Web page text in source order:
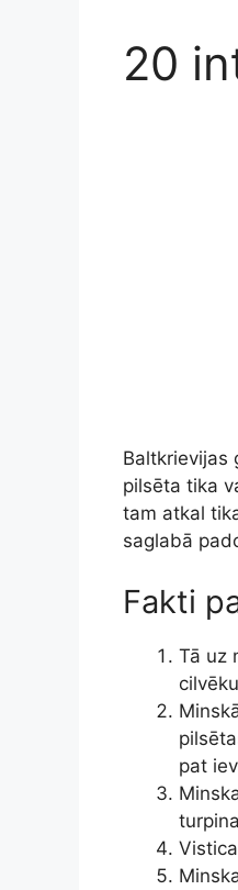
20
Baltkrievijas
pilsēta tika
tam atkal
saglabā
Fakti
Tā uz
pat